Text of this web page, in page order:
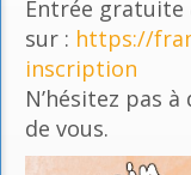
Entrée
sur : https://
inscription
N’hésitez pas
de vous.